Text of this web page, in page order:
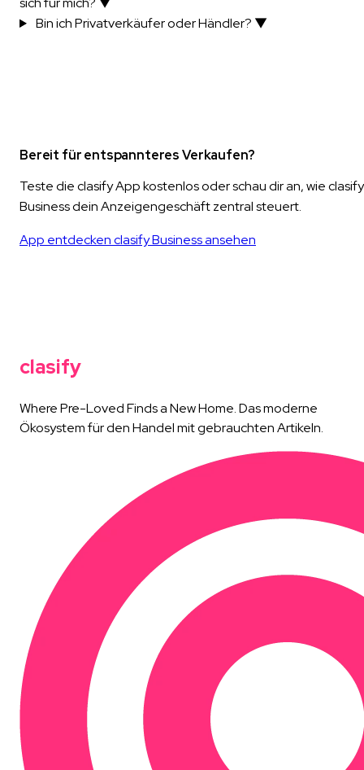
Bin ich Privatverkäufer oder Händler? ▼
Bereit für entspannteres Verkaufen?
Teste die clasify App kostenlos oder schau dir an, wie clasify
Business dein Anzeigengeschäft zentral steuert.
App entdeckenclasify Business ansehen
clasify
Where Pre-Loved Finds a New Home. Das moderne
Ökosystem für den Handel mit gebrauchten Artikeln.